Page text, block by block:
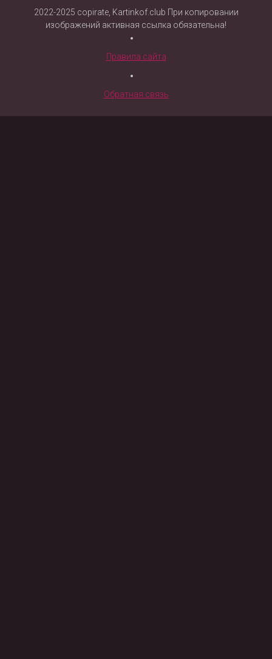
2022-2025 copirate, Kartinkof.club При копировании
изображений активная ссылка обязательна!
Правила сайта
Обратная связь